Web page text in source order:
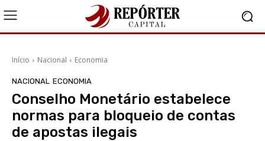
Início Nacional Economia
NACIONAL ECONOMIA
Conselho Monetário estabelece
normas para bloqueio de contas
de apostas ilegais